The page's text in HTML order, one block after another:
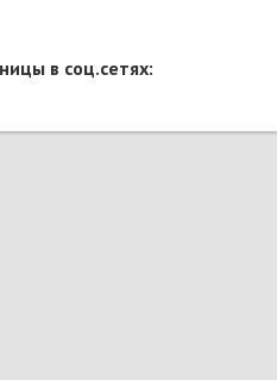
в соц.сетях: